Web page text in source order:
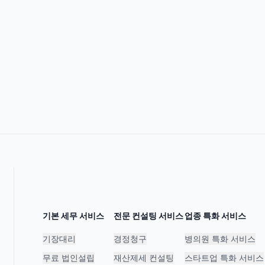
기본 세무 서비스
기장대리
무료 법인설립
전문 컨설팅 서비스
경정청구
재산제세 컨설팅
업종 특화 서비스
병의원 특화 서비스
스타트업 특화 서비스